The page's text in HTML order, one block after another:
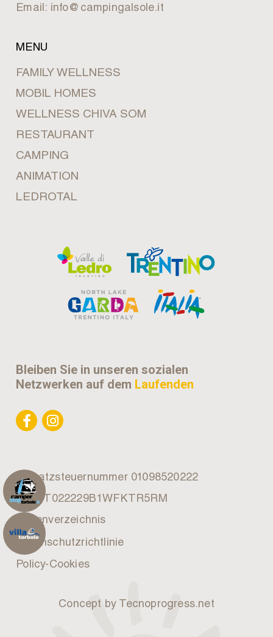
Email: info@campingalsole.it
MENU
FAMILY WELLNESS
MOBIL HOMES
WELLNESS CHIVA SOM
RESTAURANT
CAMPING
ANIMATION
LEDROTAL
Bleiben Sie in unseren sozialen
Netzwerken auf dem Laufenden
Umsatzsteuernummer 01098520222
CIN: IT022229B1WFKTR5RM
Seitenverzeichnis
Datenschutzrichtlinie
Policy-Cookies
Concept by Tecnoprogress.net